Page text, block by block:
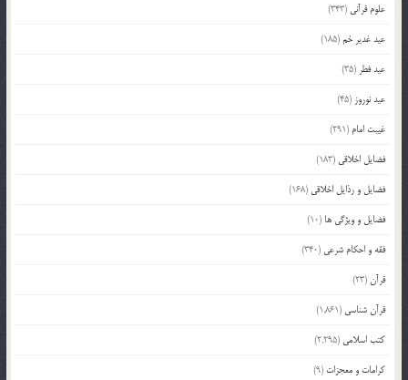
علوم قرآنی (343)
عید غدیر خم(185)
عید فطر (35)
عید نوروز (45)
غیبت امام (291)
فضایل اخلاقی (183)
فضایل و رذایل اخلاقی (168)
فضایل و ویژگی ها (10)
فقه و احکام شرعی (340)
قرآن(23)
قرآن شناسی (1,861)
کتب اسلامی (2,295)
کرامات و معجزات (9)